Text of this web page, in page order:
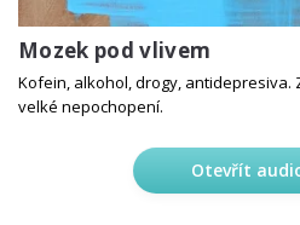
Mozek pod vlivem
Kofein, alkohol, drogy, antidepresiva.
velké nepochopení.
Otevřít